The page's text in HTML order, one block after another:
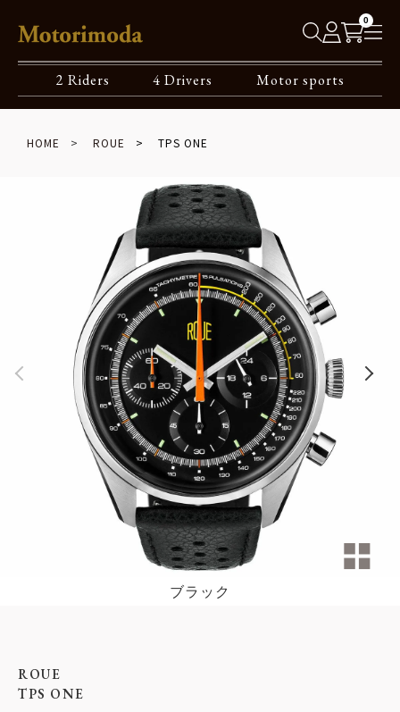
0
2 Riders 4 Drivers Motor sports
HOME ROUE TPS ONE
ブラック
ROUE
TPS ONE